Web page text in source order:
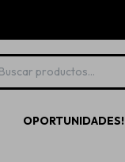
OPORTUNIDADES!